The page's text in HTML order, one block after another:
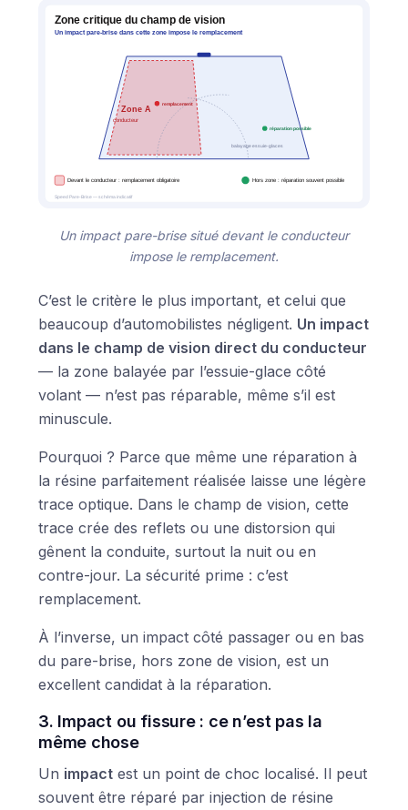
Un impact pare-brise situé devant le conducteur
impose le remplacement.
C’est le critère le plus important, et celui que
beaucoup d’automobilistes négligent. Un impact
dans le champ de vision direct du conducteur
— la zone balayée par l’essuie-glace côté
volant — n’est pas réparable, même s’il est
minuscule.
Pourquoi ? Parce que même une réparation à
la résine parfaitement réalisée laisse une légère
trace optique. Dans le champ de vision, cette
trace crée des reflets ou une distorsion qui
gênent la conduite, surtout la nuit ou en
contre-jour. La sécurité prime : c’est
remplacement.
À l’inverse, un impact côté passager ou en bas
du pare-brise, hors zone de vision, est un
excellent candidat à la réparation.
3. Impact ou fissure : ce n’est pas la
même chose
Un impact est un point de choc localisé. Il peut
souvent être réparé par injection de résine